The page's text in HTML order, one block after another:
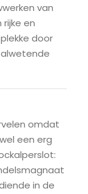
van
en
door
omdat
een erg
in de